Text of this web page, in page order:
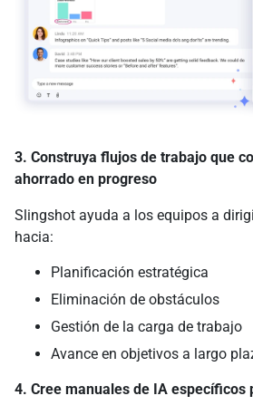
3. Construya flujos de trabajo que
ahorrado en progreso
Slingshot ayuda a los equipos a
hacia:
Planificación estratégica
Eliminación de obstáculos
Gestión de la carga de trabajo
Avance en objetivos a largo
4. Cree manuales de IA específicos